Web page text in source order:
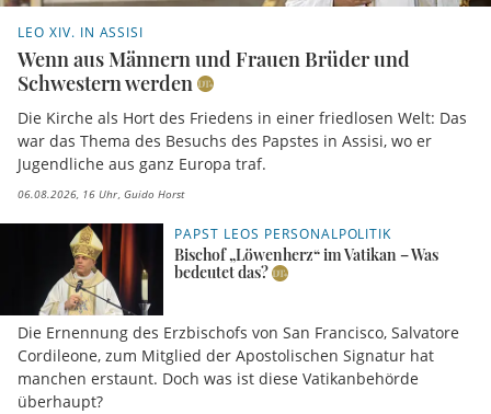
LEO XIV. IN ASSISI
Wenn aus Männern und Frauen Brüder und
Schwestern werden
Die Kirche als Hort des Friedens in einer friedlosen Welt: Das
war das Thema des Besuchs des Papstes in Assisi, wo er
Jugendliche aus ganz Europa traf.
06.08.2026, 16 Uhr Guido Horst
PAPST LEOS PERSONALPOLITIK
Bischof „Löwenherz“ im Vatikan – Was
bedeutet das?
Die Ernennung des Erzbischofs von San Francisco, Salvatore
Cordileone, zum Mitglied der Apostolischen Signatur hat
manchen erstaunt. Doch was ist diese Vatikanbehörde
überhaupt?